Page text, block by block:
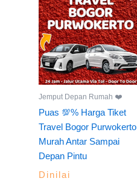
Jemput Depan Rumah ❤️
Puas 💯% Harga Tiket
Travel Bogor Purwokerto
Murah Antar Sampai
Depan Pintu
Dinilai